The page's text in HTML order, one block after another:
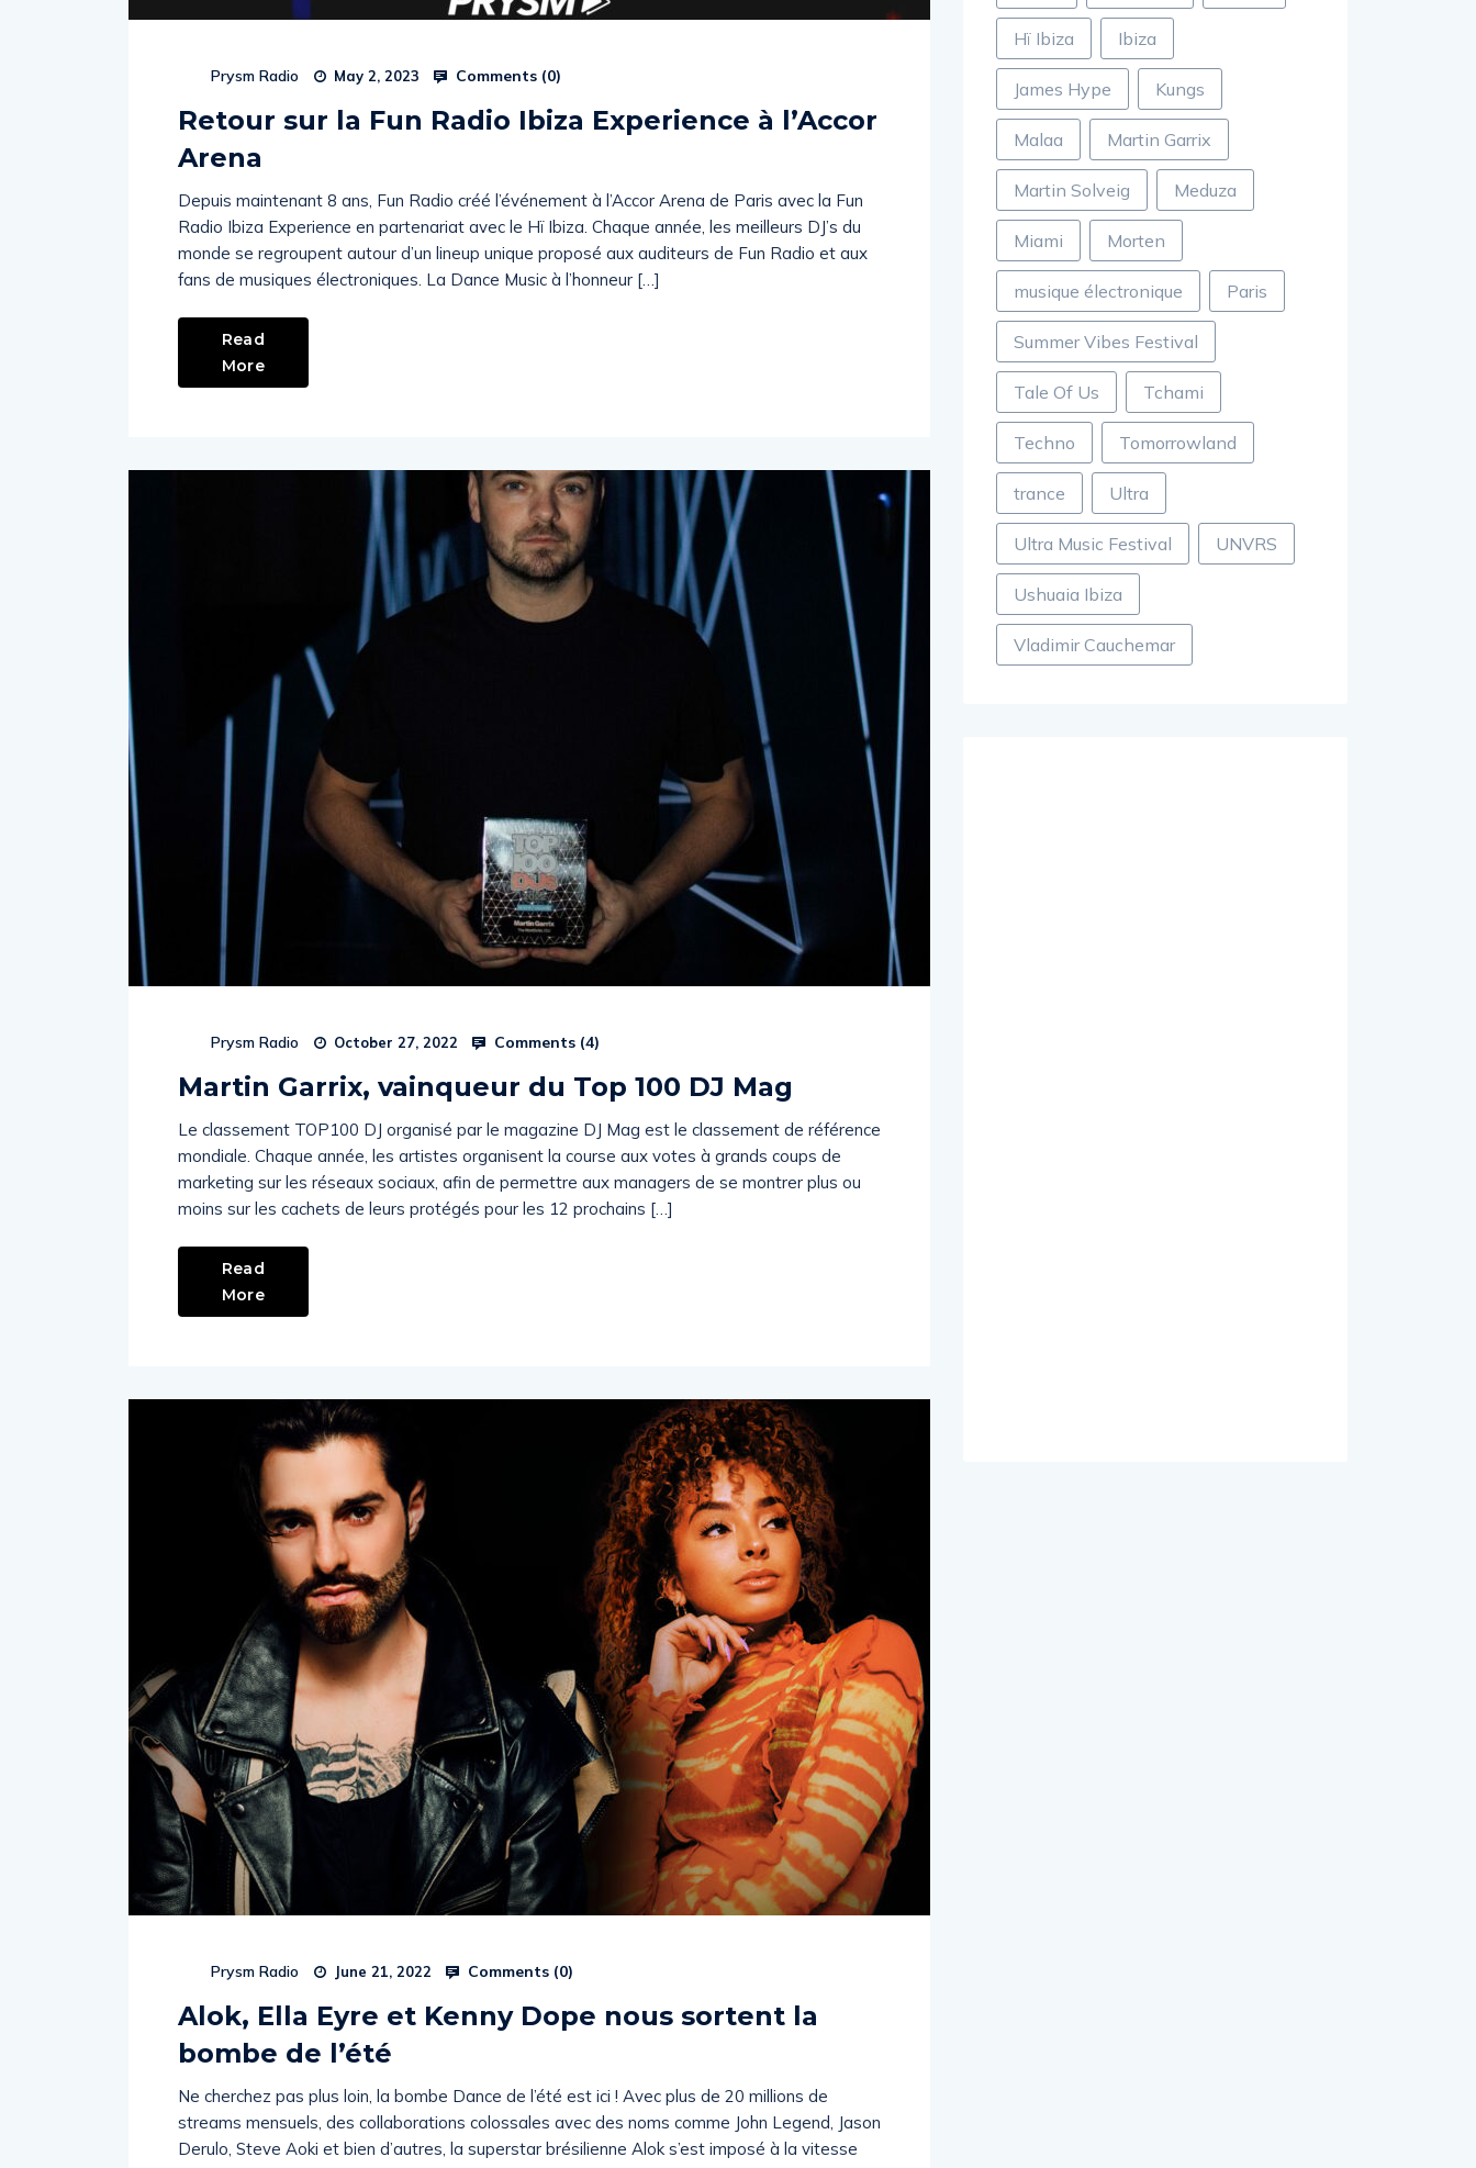
Prysm Radio May 2, 2023 Comments (0)
Retour sur la Fun Radio Ibiza Experience à l’Accor
Arena
Depuis maintenant 8 ans, Fun Radio créé l’événement à l’Accor Arena de Paris avec la Fun
Radio Ibiza Experience en partenariat avec le Hï Ibiza. Chaque année, les meilleurs DJ’s du
monde se regroupent autour d’un lineup unique proposé aux auditeurs de Fun Radio et aux
fans de musiques électroniques. La Dance Music à l’honneur […]
Read
More
Prysm Radio October 27, 2022 Comments (4)
Martin Garrix, vainqueur du Top 100 DJ Mag
Le classement TOP100 DJ organisé par le magazine DJ Mag est le classement de référence
mondiale. Chaque année, les artistes organisent la course aux votes à grands coups de
marketing sur les réseaux sociaux, afin de permettre aux managers de se montrer plus ou
moins sur les cachets de leurs protégés pour les 12 prochains […]
Read
More
Prysm Radio June 21, 2022 Comments (0)
Alok, Ella Eyre et Kenny Dope nous sortent la
bombe de l’été
Ne cherchez pas plus loin, la bombe Dance de l’été est ici ! Avec plus de 20 millions de
streams mensuels, des collaborations colossales avec des noms comme John Legend, Jason
Derulo, Steve Aoki et bien d’autres, la superstar brésilienne Alok s’est imposé à la vitesse
Hï Ibiza Ibiza
James Hype Kungs
Malaa Martin Garrix
Martin Solveig Meduza
Miami Morten
musique électronique Paris
Summer Vibes Festival
Tale Of Us Tchami
Techno Tomorrowland
trance Ultra
Ultra Music Festival UNVRS
Ushuaia Ibiza
Vladimir Cauchemar